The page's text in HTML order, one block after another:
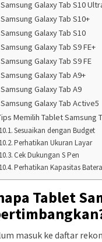
Galaxy Tab S10
Galaxy Tab S10+
Galaxy Tab S10
Galaxy Tab S9 FE+
Galaxy Tab S9 FE
Galaxy Tab A9+
Galaxy Tab A9
Galaxy Tab Active5
Memilih Tablet Samsung
Sesuaikan dengan Budget
Perhatikan Ukuran Layar
Cek Dukungan S Pen
Perhatikan Kapasitas
Tablet
masuk ke daftar